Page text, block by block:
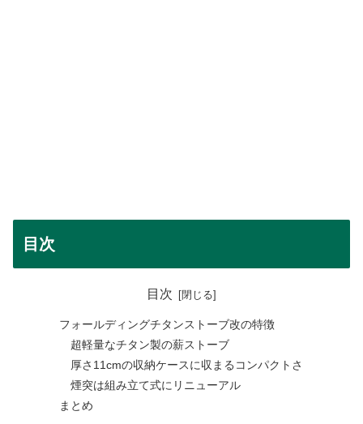
目次
目次
フォールディングチタンストーブ改の特徴
超軽量なチタン製の薪ストーブ
厚さ11cmの収納ケースに収まるコンパクトさ
煙突は組み立て式にリニューアル
まとめ